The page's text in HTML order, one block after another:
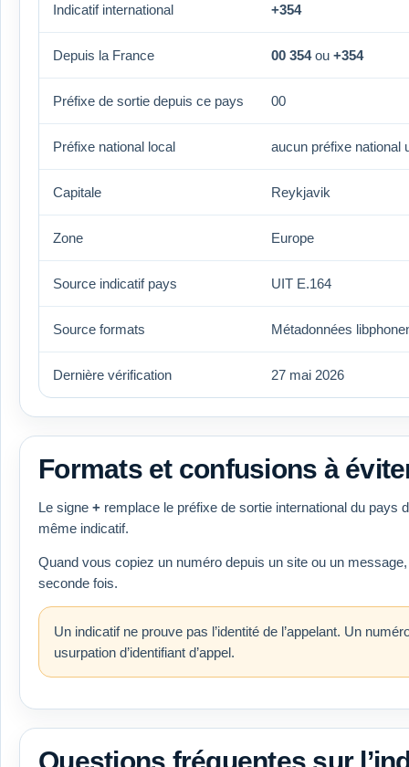
Indicatif international +354
Depuis la France 00 354ou +354
Préfixe de sortie depuis ce pays 00
Préfixe national local aucun préfixe national
Capitale Reykjavik
Zone Europe
Source indicatif pays UIT E.164
Source formats Métadonnées
Dernière vérification 27 mai 2026
Formats et confusions à
Le signe + remplace le préfixe de sortie international du
même indicatif.
Quand vous copiez un numéro depuis un site ou un
seconde fois.
Un indicatif ne prouve pas l’identité de l’appelant. Un
usurpation d’identifiant d’appel.
Questions fréquentes sur